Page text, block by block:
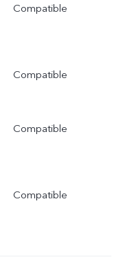
Compatible
Compatible
Compatible
Compatible